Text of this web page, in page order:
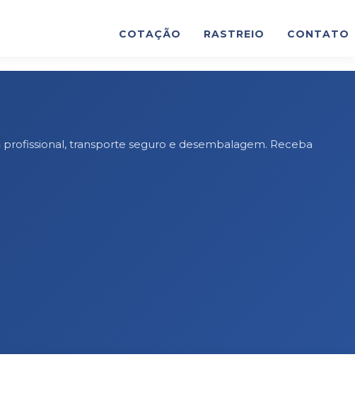
COTAÇÃO RASTREIO CONTATO
transporte seguro e desembalagem. Receba